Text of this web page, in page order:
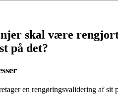
skal være
på det?
en rengøringsvalidering af